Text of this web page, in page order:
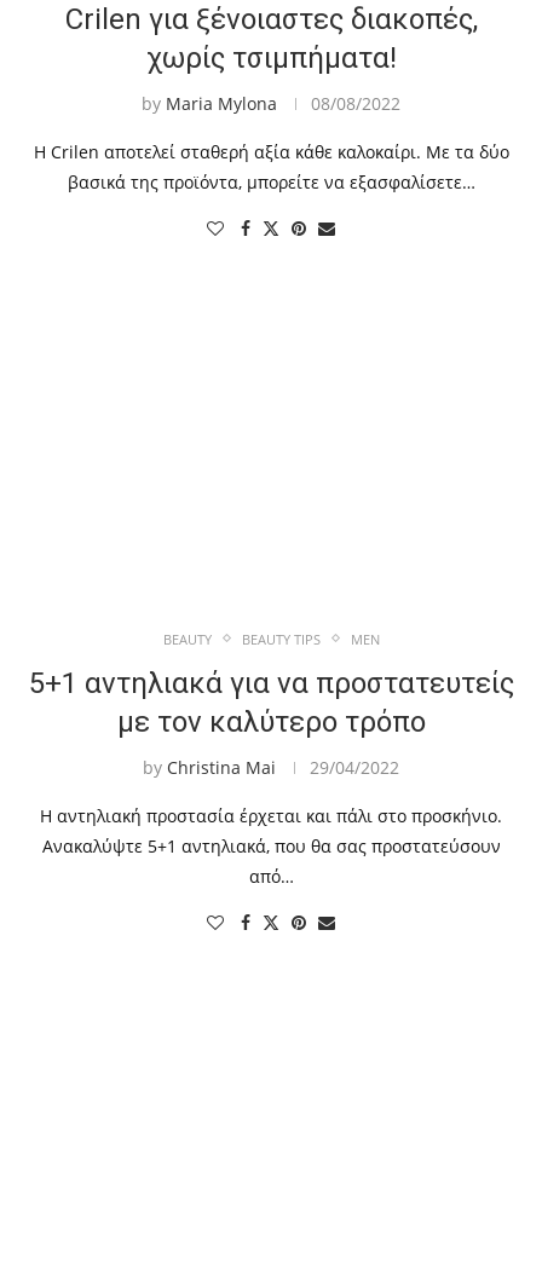
Crilen για ξένοιαστες διακοπές,
χωρίς τσιμπήματα!
by Maria Mylona 08/08/2022
Η Crilen αποτελεί σταθερή αξία κάθε καλοκαίρι. Με τα δύο
βασικά της προϊόντα, μπορείτε να εξασφαλίσετε…
BEAUTY BEAUTY TIPS MEN
5+1 αντηλιακά για να προστατευτείς
με τον καλύτερο τρόπο
by Christina Mai 29/04/2022
Η αντηλιακή προστασία έρχεται και πάλι στο προσκήνιο.
Ανακαλύψτε 5+1 αντηλιακά, που θα σας προστατεύσουν
από…